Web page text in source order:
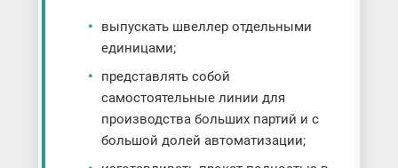
выпускать швеллер отдельными
единицами;
представлять собой
самостоятельные линии для
производства больших партий и с
большой долей автоматизации;